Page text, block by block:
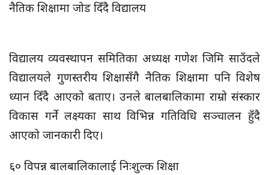
नैतिक शिक्षामा जोड दिँदै विद्यालय
विद्यालय व्यवस्थापन समितिका अध्यक्ष गणेश जिमि साउँदले
विद्यालयले गुणस्तरीय शिक्षासँगै नैतिक शिक्षामा पनि विशेष
ध्यान दिँदै आएको बताए। उनले बालबालिकामा राम्रो संस्कार
विकास गर्ने लक्ष्यका साथ विभिन्न गतिविधि सञ्चालन हुँदै
आएको जानकारी दिए।
६० विपन्न बालबालिकालाई निःशुल्क शिक्षा